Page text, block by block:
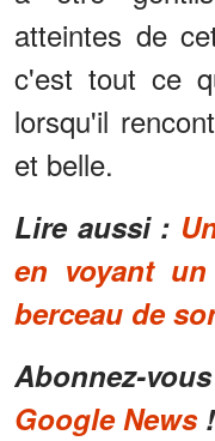
atteintes de
c'est tout ce
lorsqu'il
et belle.
Lire aussi :
en voyant
berceau de
Abonnez-
Google News!